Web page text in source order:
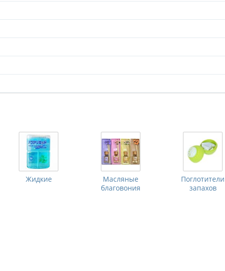
Жидкие
Масляные
благовония
Поглотители
запахов